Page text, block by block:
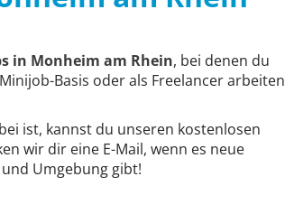
in Monheim am Rhein, bei denen du
Basis oder als Freelancer arbeiten
ist, kannst du unseren kostenlosen
wir dir eine E-Mail, wenn es neue
Umgebung gibt!